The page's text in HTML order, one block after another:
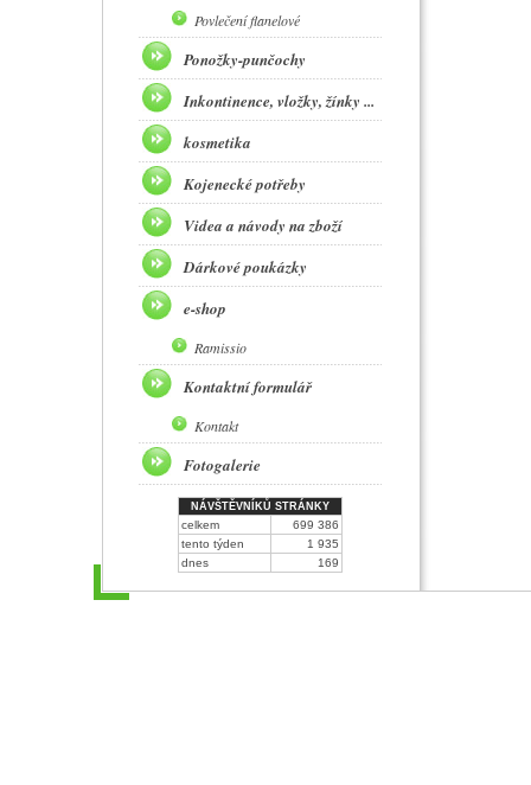
Povlečení flanelové
Ponožky-punčochy
Inkontinence, vložky, žínky ...
kosmetika
Kojenecké potřeby
Videa a návody na zboží
Dárkové poukázky
e-shop
Ramissio
Kontaktní formulář
Kontakt
Fotogalerie
NÁVŠTĚVNÍKŮ STRÁNKY
celkem
699 386
tento týden
1 935
dnes
169